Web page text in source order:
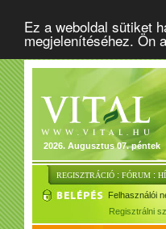
Ez a weboldal sütiket
megjelenítéséhez. Ön
2026. Augusztus 07. péntek
REGISZTRÁCIÓ : FÓRUM :
Felhasználói
Regisztrálni